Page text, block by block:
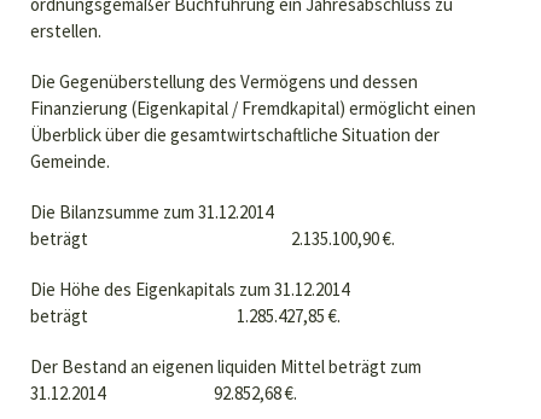
erstellen.
Die Gegenüberstellung des Vermögens und dessen
Finanzierung (Eigenkapital / Fremdkapital) ermöglicht einen
Überblick über die gesamtwirtschaftliche Situation der
Gemeinde.
Die Bilanzsumme zum 31.12.2014
beträgt 2.135.100,90 €.
Die Höhe des Eigenkapitals zum 31.12.2014
beträgt 1.285.427,85 €.
Der Bestand an eigenen liquiden Mittel beträgt zum
31.12.2014 92.852,68 €.